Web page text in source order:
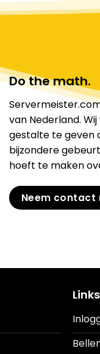
Do the math.
van Nederland.
gestalte te geven
bijzondere
hoeft te maken
Neem contact
Links